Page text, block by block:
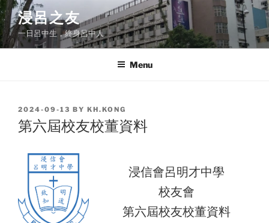
Skip
to
content
浸呂之友
一日呂中生，終身呂中人
Menu
POSTED
ON
2024-09-13 BY KH.KONG
第六屆校友校董資料
浸信會呂明才中學
校友會
第六屆校友校董資料